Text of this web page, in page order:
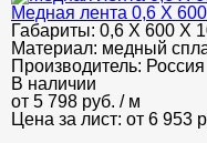
Медная лента 0,6 Х
Габариты: 0,6 Х 600 Х
Материал: медный
Производитель: Россия
В наличии
от 5 798 руб. / м
Цена за лист: от 6 953